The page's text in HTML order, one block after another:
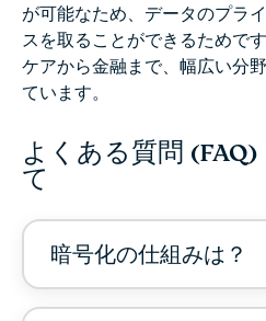
が可能なため、データのプラ
スを取ることができるためで
ケアから金融まで、幅広い分
ています。
よくある質問
て
暗号化の仕組みは？